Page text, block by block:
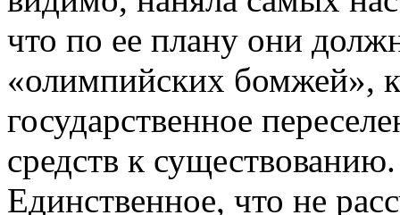
что по ее плану они
«олимпийских бомжей»,
государственное
средств к
Единственное, что не